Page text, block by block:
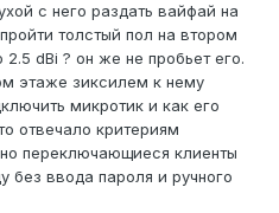
с него раздать вайфай на
толстый пол на втором
dBi ? он же не пробьет его.
этаже зиксилем к нему
микротик и как его
отвечало критериям
переключающиеся клиенты
без ввода пароля и ручного